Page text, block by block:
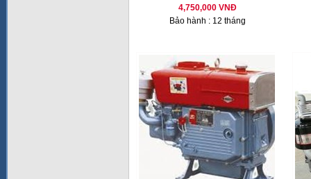
4,750,000 VNĐ
Bảo hành : 12 tháng